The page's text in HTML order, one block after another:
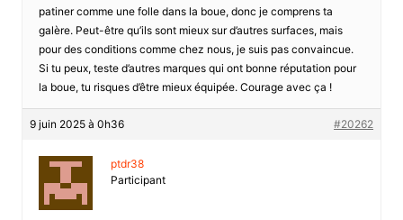
patiner comme une folle dans la boue, donc je comprens ta
galère. Peut-être qu’ils sont mieux sur d’autres surfaces, mais
pour des conditions comme chez nous, je suis pas convaincue.
Si tu peux, teste d’autres marques qui ont bonne réputation pour
la boue, tu risques d’être mieux équipée. Courage avec ça !
9 juin 2025 à 0h36 #20262
ptdr38
Participant